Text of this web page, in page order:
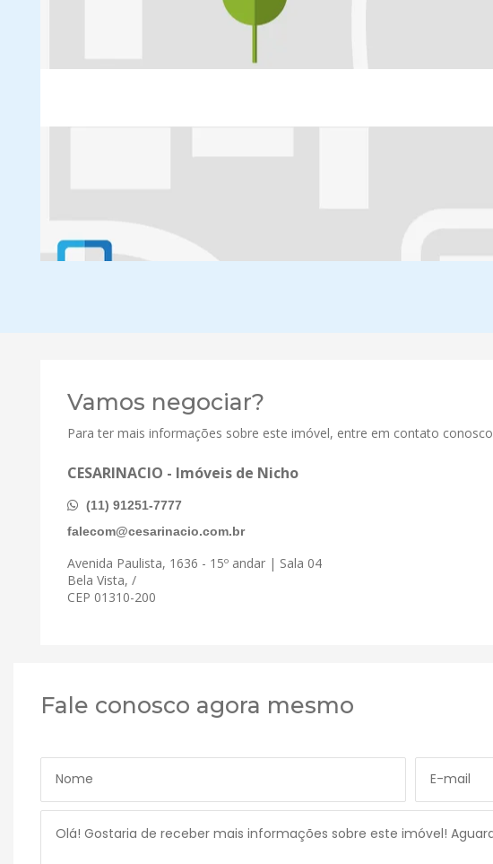
Vamos negociar?
Para ter mais informações sobre este imóvel, entre em contato conosco
CESARINACIO - Imóveis de Nicho
(11) 91251-7777
falecom@cesarinacio.com.br
Avenida Paulista, 1636 - 15º andar | Sala 04
Bela Vista, /
CEP 01310-200
Fale conosco agora mesmo